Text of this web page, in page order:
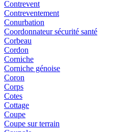
Contrevent
Contreventement
Conurbation
Coordonnateur sécurité santé
Corbeau
Cordon
Corniche
Corniche génoise
Coron
Corps
Cotes
Cottage
Coupe
Coupe sur terrain